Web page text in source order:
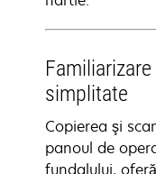
simplitate
Copierea şi
panoul de
fundalului,